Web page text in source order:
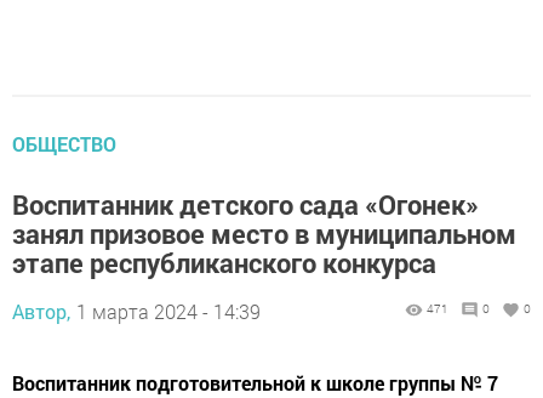
ОБЩЕСТВО
Воспитанник детского сада «Огонек»
занял призовое место в муниципальном
этапе республиканского конкурса
Автор, 1 марта 2024 - 14:39 471 0 0
Воспитанник подготовительной к школе группы № 7